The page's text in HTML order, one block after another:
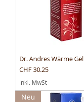
Dr. Andres Wärme Gel
Preis
CHF 30.25
inkl. MwSt
Neu